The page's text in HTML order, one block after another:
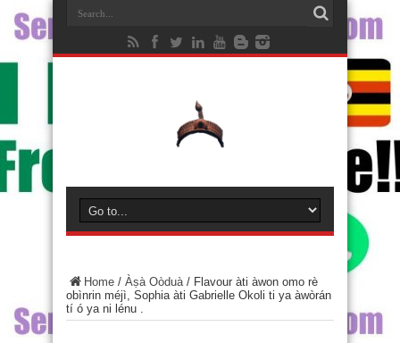
Home / Àṣà Oòduà/ Flavour àti àwon omo rè
obìnrin méjì, Sophia àti Gabrielle Okoli ti ya àwòrán
tí ó ya ni lénu .